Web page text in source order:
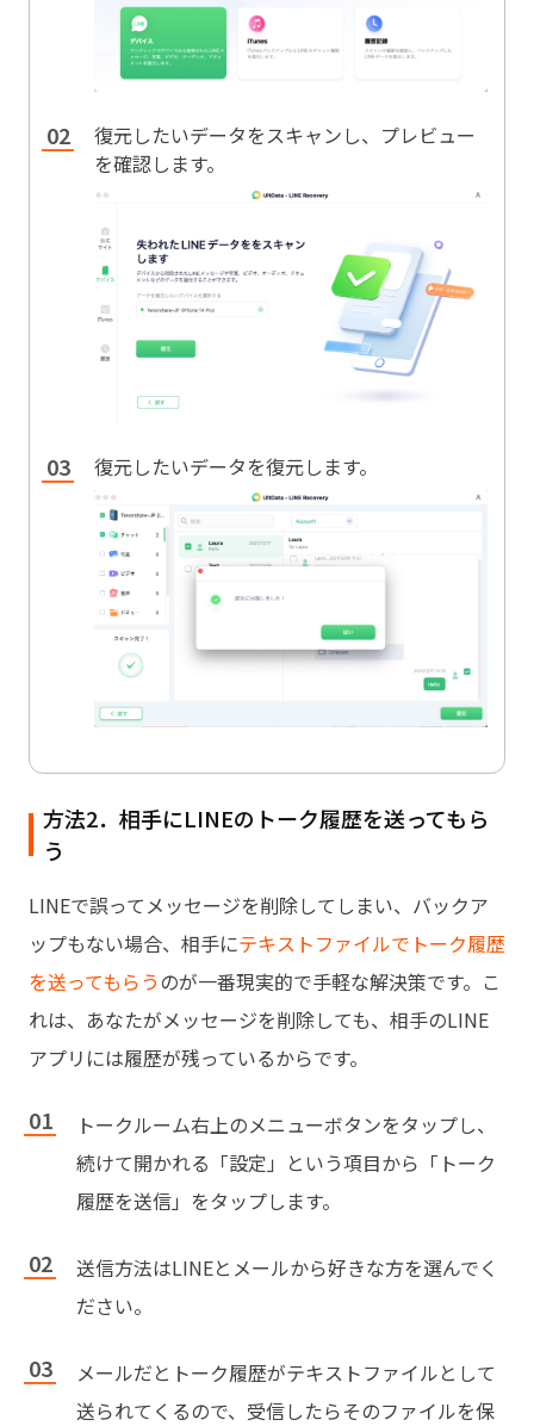
復元したいデータをスキャンし、プレビュー
を確認します。
復元したいデータを復元します。
方法2．相手にLINEのトーク履歴を送ってもら
う
LINEで誤ってメッセージを削除してしまい、バックア
ップもない場合、相手にテキストファイルでトーク履歴
を送ってもらう のが一番現実的で手軽な解決策です。こ
れは、あなたがメッセージを削除しても、相手のLINE
アプリには履歴が残っているからです。
トークルーム右上のメニューボタンをタップし、
続けて開かれる「設定」という項目から「トーク
履歴を送信」をタップします。
送信方法はLINEとメールから好きな方を選んでく
ださい。
メールだとトーク履歴がテキストファイルとして
送られてくるので、受信したらそのファイルを保